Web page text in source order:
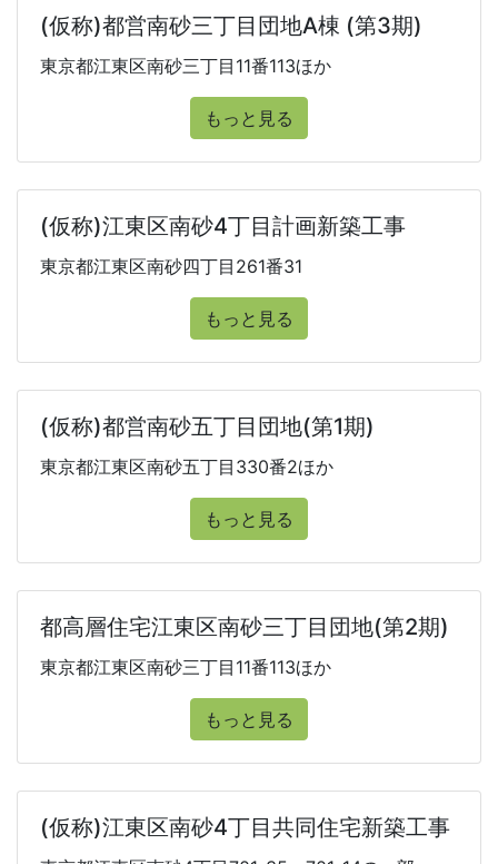
(仮称)都営南砂三丁目団地A棟 (第3期)
東京都江東区南砂三丁目11番113ほか
もっと見る
(仮称)江東区南砂4丁目計画新築工事
東京都江東区南砂四丁目261番31
もっと見る
(仮称)都営南砂五丁目団地(第1期)
東京都江東区南砂五丁目330番2ほか
もっと見る
都高層住宅江東区南砂三丁目団地(第2期)
東京都江東区南砂三丁目11番113ほか
もっと見る
(仮称)江東区南砂4丁目共同住宅新築工事